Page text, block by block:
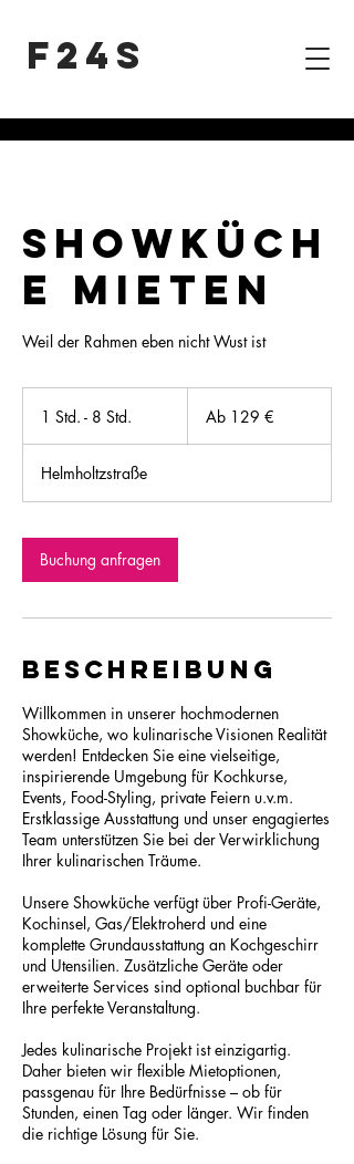
F24S
SHOWKÜCH
E MIETEN
Weil der Rahmen eben nicht Wust ist
1 Std. - 8 Std.
d
-
S
t
d
EuroAb 129 €
Helmholtzstraße
Buchung anfragen
Beschreibung
Willkommen in unserer hochmodernen
Showküche, wo kulinarische Visionen Realität
werden! Entdecken Sie eine vielseitige,
inspirierende Umgebung für Kochkurse,
Events, Food-Styling, private Feiern u.v.m.
Erstklassige Ausstattung und unser engagiertes
Team unterstützen Sie bei der Verwirklichung
Ihrer kulinarischen Träume.
Unsere Showküche verfügt über Profi-Geräte,
Kochinsel, Gas/Elektroherd und eine
komplette Grundausstattung an Kochgeschirr
und Utensilien. Zusätzliche Geräte oder
erweiterte Services sind optional buchbar für
Ihre perfekte Veranstaltung.
Jedes kulinarische Projekt ist einzigartig.
Daher bieten wir flexible Mietoptionen,
passgenau für Ihre Bedürfnisse – ob für
Stunden, einen Tag oder länger. Wir finden
die richtige Lösung für Sie.